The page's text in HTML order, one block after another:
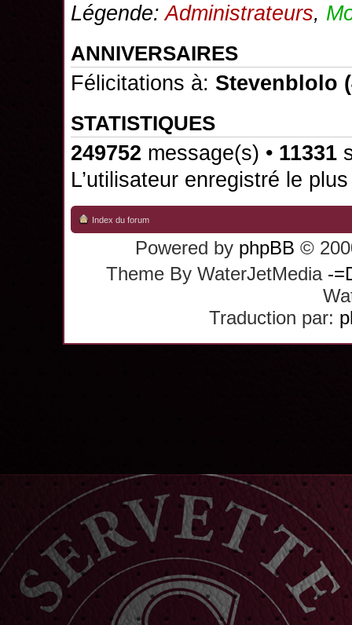
Légende:Administrateurs,
ANNIVERSAIRES
Félicitations à: Stevenblolo
STATISTIQUES
249752 message(s) • 11331
L’utilisateur enregistré le
Index du forum
Powered by phpBB ©
Theme By WaterJetMedia -
Traduction par: